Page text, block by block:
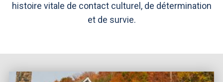
histoire vitale de contact culturel, de détermination
et de survie.